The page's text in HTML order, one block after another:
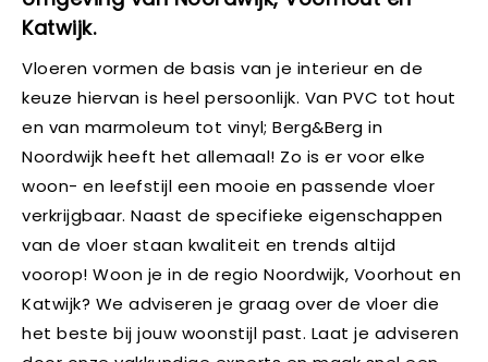
Katwijk.
Vloeren vormen de basis van je interieur en de
keuze hiervan is heel persoonlijk. Van PVC tot hout
en van marmoleum tot vinyl; Berg&Berg in
Noordwijk heeft het allemaal! Zo is er voor elke
woon- en leefstijl een mooie en passende vloer
verkrijgbaar. Naast de specifieke eigenschappen
van de vloer staan kwaliteit en trends altijd
voorop! Woon je in de regio Noordwijk, Voorhout en
Katwijk? We adviseren je graag over de vloer die
het beste bij jouw woonstijl past. Laat je adviseren